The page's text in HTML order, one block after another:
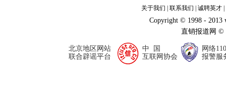
关于我们 联系我们 诚聘英才
Copyright © 1998 - 2013
直销报道网
北京地区网站
联合辟谣平台
中 国
互联网协会
网络110
报警服